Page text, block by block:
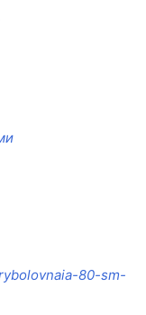
80-sm-